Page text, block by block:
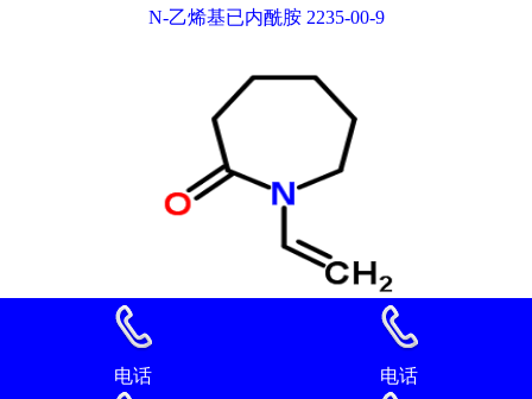
N-乙烯基已内酰胺 2235-00-9
N-乙烯基已内酰胺 2235-00-9
电话 电话